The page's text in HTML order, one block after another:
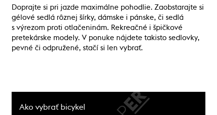
Doprajte si pri jazde maximálne pohodlie. Zaobstarajte si
gélové sedlá rôznej šírky, dámske i pánske, či sedlá
s výrezom proti otlačeninám. Rekreačné i špičkové
pretekárske modely. V ponuke nájdete takisto sedlovky,
pevné či odpružené, stačí si len vybrať.
Ako vybrať bicykel